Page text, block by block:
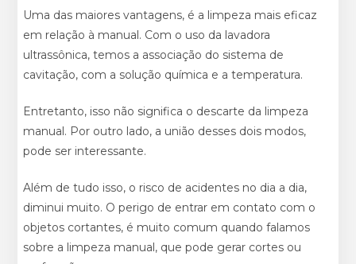
Uma das maiores vantagens, é a limpeza mais eficaz
em relação à manual. Com o uso da lavadora
ultrassônica, temos a associação do sistema de
cavitação, com a solução química e a temperatura.
Entretanto, isso não significa o descarte da limpeza
manual. Por outro lado, a união desses dois modos,
pode ser interessante.
Além de tudo isso, o risco de acidentes no dia a dia,
diminui muito. O perigo de entrar em contato com o
objetos cortantes, é muito comum quando falamos
sobre a limpeza manual, que pode gerar cortes ou